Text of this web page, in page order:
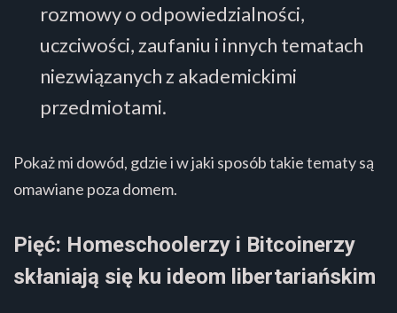
rozmowy o odpowiedzialności,
uczciwości, zaufaniu i innych tematach
niezwiązanych z akademickimi
przedmiotami.
Pokaż mi dowód, gdzie i w jaki sposób takie tematy są
omawiane poza domem.
Pięć: Homeschoolerzy i Bitcoinerzy
skłaniają się ku ideom libertariańskim